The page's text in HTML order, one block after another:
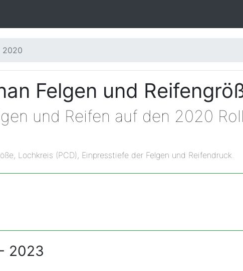
2020
Felgen und
und Reifen auf den 2020
Lochkreis (PCD), Einpresstiefe der Felgen und Reifendruck.
2023